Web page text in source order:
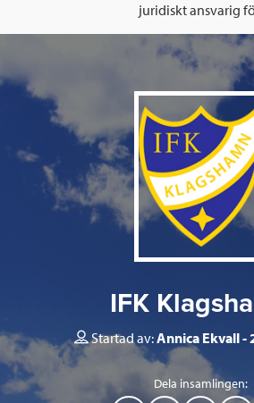
juridiskt ansvarig
IFK
Startad av:Annica Ekvall
Dela insamlingen: